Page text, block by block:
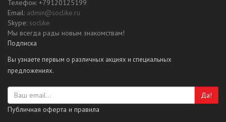
Телефон: +79120125199
Email: admin@soclike.ru
Skype: soclike
Мы всегда рады новым знакомствам!
Подписка
Вы узнаете первым о различных акциях и специальных
предложениях.
Да!
Публичная оферта и правила